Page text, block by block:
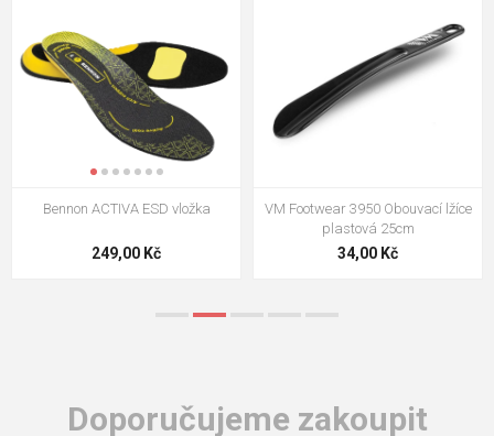
Bennon ACTIVA ESD vložka
249,00 Kč
VM Footwear 3950 Obouvací lžíce
plastová 25cm
34,00 Kč
Doporučujeme zakoupit